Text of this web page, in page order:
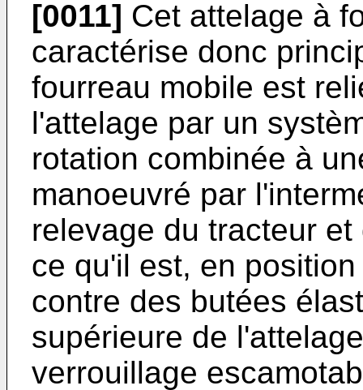
[0011] Cet attelage à
caractérise donc
fourreau mobile est
l'attelage par un
rotation combinée à
manoeuvré par
relevage du tracteur
ce qu'il est, en
contre des butées
supérieure de
verrouillage